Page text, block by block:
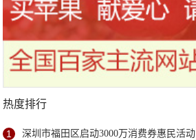
热度排行
1 深圳市福田区启动3000万消费券惠民活动